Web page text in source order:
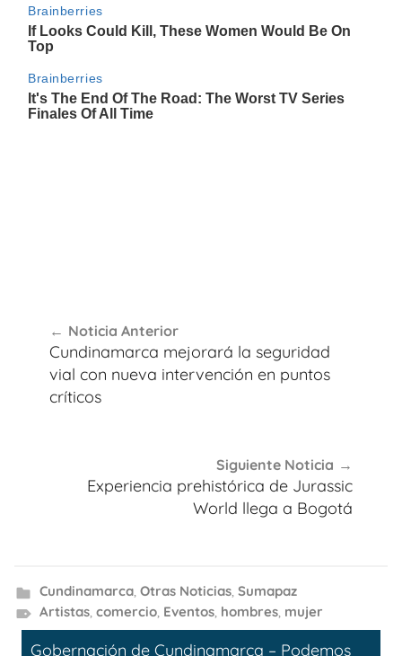
de
entradas
Noticia Anterior
Cundinamarca mejorará la seguridad
vial con nueva intervención en puntos
críticos
Siguiente Noticia
Experiencia prehistórica de Jurassic
World llega a Bogotá
Cundinamarca, Otras Noticias, Sumapaz
Artistas, comercio, Eventos, hombres, mujer
Gobernación de Cundinamarca – Podemos